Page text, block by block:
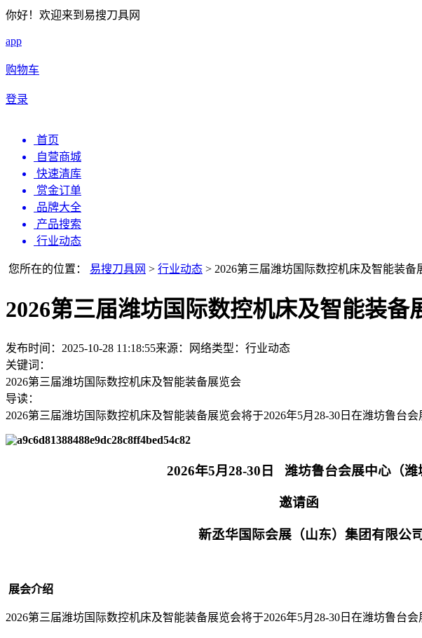
你好！欢迎来到易搜刀具网
app
购物车
登录
首页
自营商城
快速清库
赏金订单
品牌大全
产品搜索
行业动态
您所在的位置： 易搜刀具网 > 行业动态 > 2026第三届潍坊国际数控机床及智能装备
2026第三届潍坊国际数控机床及智能装备
发布时间：2025-10-28 11:18:55来源：网络类型： 行业动态
关键词：
2026第三届潍坊国际数控机床及智能装备展览会
导读：
2026第三届潍坊国际数控机床及智能装备展览会将于2026年5月28-30日在潍坊鲁台会
2026年5月28-30日 潍坊鲁台会展中心（潍城
邀请函
新丞华国际会展（山东）集团有限公司
展会介绍
2026第三届潍坊国际数控机床及智能装备展览会将于2026年5月28-30日在潍坊鲁台会